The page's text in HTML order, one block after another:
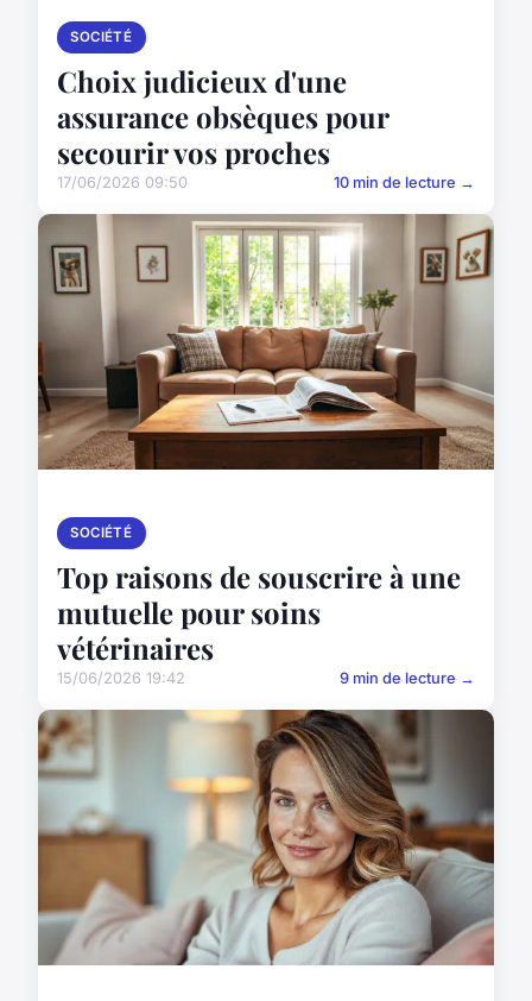
SOCIÉTÉ
Choix judicieux d'une
assurance obsèques pour
secourir vos proches
17/06/2026 09:50 10 min de lecture →
SOCIÉTÉ
Top raisons de souscrire à une
mutuelle pour soins
vétérinaires
15/06/2026 19:42 9 min de lecture →